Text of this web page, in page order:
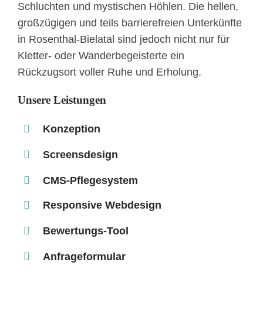
Schluchten und mystischen Höhlen. Die hellen,
großzügigen und teils barrierefreien Unterkünfte
in Rosenthal-Bielatal sind jedoch nicht nur für
Kletter- oder Wanderbegeisterte ein
Rückzugsort voller Ruhe und Erholung.
Unsere Leistungen
Konzeption
Screensdesign
CMS-Pflegesystem
Responsive Webdesign
Bewertungs-Tool
Anfrageformular